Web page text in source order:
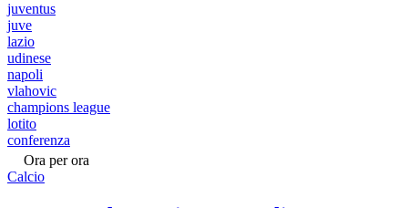
juventus
juve
lazio
udinese
napoli
vlahovic
champions league
lotito
conferenza
Ora per ora
Calcio